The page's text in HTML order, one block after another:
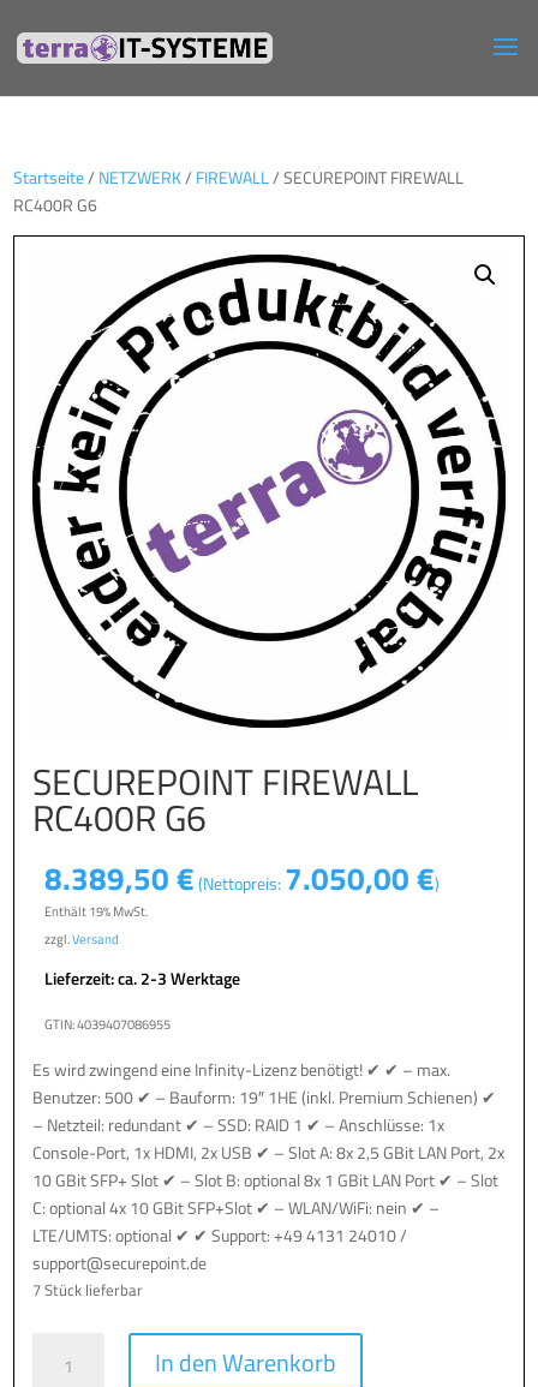
Startseite/ NETZWERK/ FIREWALL/ SECUREPOINT FIREWALL
RC400R G6
SECUREPOINT FIREWALL
RC400R G6
8.389,50€ (Nettopreis: 7.050,00€)
Enthält 19% MwSt.
zzgl.Versand
Lieferzeit: ca. 2-3 Werktage
GTIN: 4039407086955
Es wird zwingend eine Infinity-Lizenz benötigt! ✔ ✔ – max.
Benutzer: 500 ✔ – Bauform: 19″ 1HE (inkl. Premium Schienen) ✔
– Netzteil: redundant ✔ – SSD: RAID 1 ✔ – Anschlüsse: 1x
Console-Port, 1x HDMI, 2x USB ✔ – Slot A: 8x 2,5 GBit LAN Port, 2x
10 GBit SFP+ Slot ✔ – Slot B: optional 8x 1 GBit LAN Port ✔ – Slot
C: optional 4x 10 GBit SFP+Slot ✔ – WLAN/WiFi: nein ✔ –
LTE/UMTS: optional ✔ ✔ Support: +49 4131 24010 /
support@securepoint.de
7 Stück lieferbar
SECUREPOINT
FIREWALL
In den Warenkorb